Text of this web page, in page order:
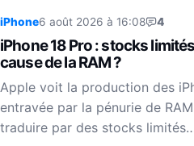
iPhone6 août 2026 à 16:08 4
iPhone 18 Pro : stocks
cause de la RAM ?
Apple voit la production des
entravée par la pénurie de
traduire par des stocks